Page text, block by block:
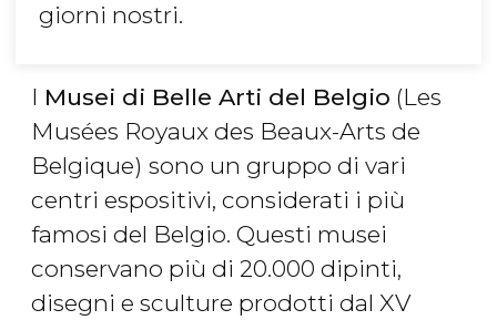
giorni nostri.
I Musei di Belle Arti del Belgio (Les
Musées Royaux des Beaux-Arts de
Belgique) sono un gruppo di vari
centri espositivi, considerati i più
famosi del Belgio. Questi musei
conservano più di 20.000 dipinti,
disegni e sculture prodotti dal XV